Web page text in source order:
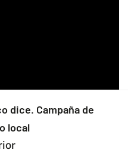
dice. Campaña de
local